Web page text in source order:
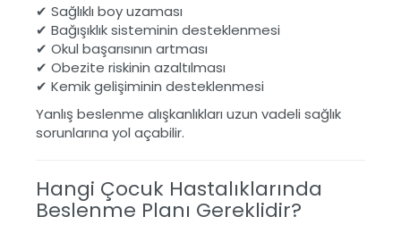
✔ Sağlıklı boy uzaması
✔ Bağışıklık sisteminin desteklenmesi
✔ Okul başarısının artması
✔ Obezite riskinin azaltılması
✔ Kemik gelişiminin desteklenmesi
Yanlış beslenme alışkanlıkları uzun vadeli sağlık
sorunlarına yol açabilir.
Hangi Çocuk Hastalıklarında
Beslenme Planı Gereklidir?